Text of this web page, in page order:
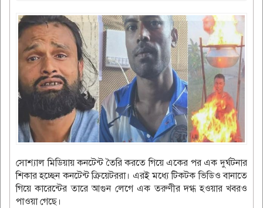
সোশ্যাল মিডিয়ায় কনটেন্ট তৈরি করতে গিয়ে একের পর এক দুর্ঘটনার
শিকার হচ্ছেন কনটেন্ট ক্রিয়েটররা। এরই মধ্যে টিকটক ভিডিও বানাতে
গিয়ে কারেন্টের তারে আগুন লেগে এক তরুণীর দগ্ধ হওয়ার খবরও
পাওয়া গেছে।